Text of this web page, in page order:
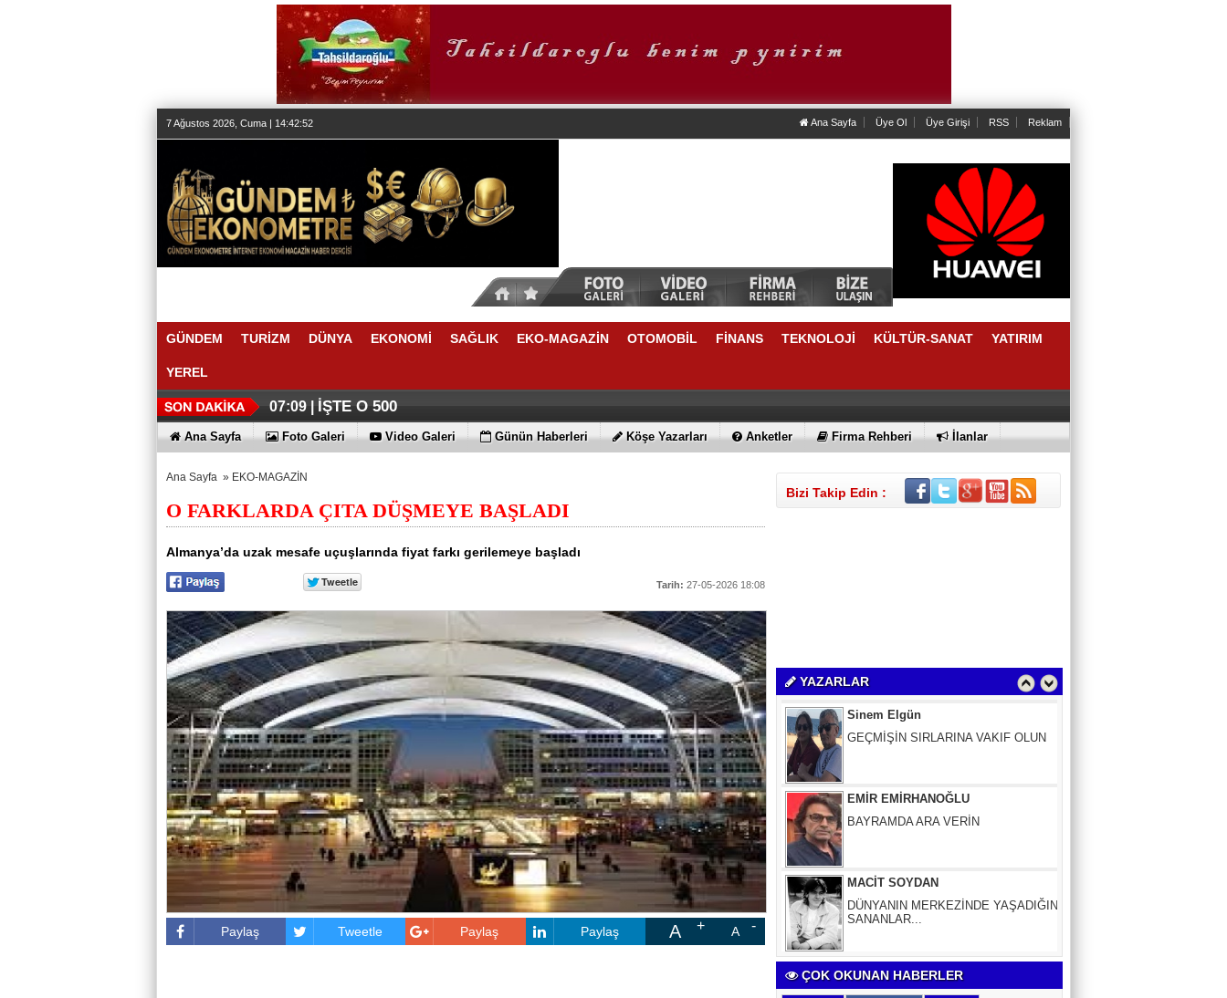
7 Ağustos 2026, Cuma | 14:42:53 Ana Sayfa Üye Ol Üye Girişi RSS Reklam
GÜNDEM TURİZM DÜNYA EKONOMİ SAĞLIK EKO-MAGAZİN OTOMOBİL FİNANS TEKNOLOJİ KÜLTÜR-SANAT YATIRIM
YEREL
07:09 | İŞTE O 500
Ana Sayfa Foto Galeri Video Galeri Günün Haberleri Köşe Yazarları Anketler Firma Rehberi İlanlar
Ana Sayfa » EKO-MAGAZİN
O FARKLARDA ÇITA DÜŞMEYE BAŞLADI
Almanya’da uzak mesafe uçuşlarında fiyat farkı gerilemeye başladı
Tarih: 27-05-2026 18:08
Paylaş Tweetle Paylaş Paylaş A A
Bizi Takip Edin :
YAZARLAR
EMİR EMİRHANOĞLU
BAYRAMDA ARA VERİN
MACİT SOYDAN
DÜNYANIN MERKEZİNDE YAŞADIĞINI
Aybüke Bafralıoğlu
FORO KÜLTÜRÜNÜN TRİBÜN
OYUNCULARI
TURİZM VE EĞİTİM
ÇOK OKUNAN HABERLER